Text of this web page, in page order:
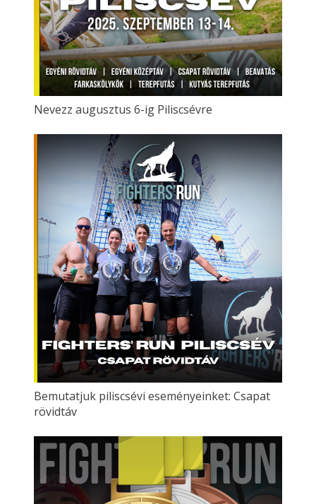
Nevezz augusztus 6-ig Piliscsévre
Bemutatjuk piliscsévi eseményeinket: Csapat
rövidtáv